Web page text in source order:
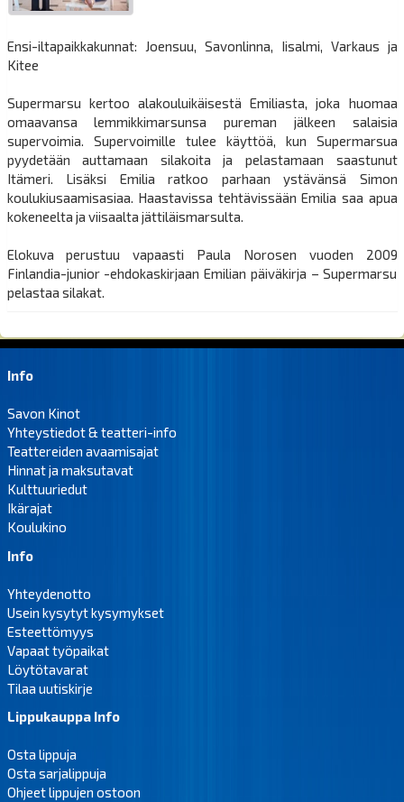
Ensi-iltapaikkakunnat: Joensuu, Savonlinna, Iisalmi, Varkaus ja
Kitee
Supermarsu kertoo alakouluikäisestä Emiliasta, joka huomaa
omaavansa lemmikkimarsunsa pureman jälkeen salaisia
supervoimia. Supervoimille tulee käyttöä, kun Supermarsua
pyydetään auttamaan silakoita ja pelastamaan saastunut
Itämeri. Lisäksi Emilia ratkoo parhaan ystävänsä Simon
koulukiusaamisasiaa. Haastavissa tehtävissään Emilia saa apua
kokeneelta ja viisaalta jättiläismarsulta.
Elokuva perustuu vapaasti Paula Norosen vuoden 2009
Finlandia-junior -ehdokaskirjaan Emilian päiväkirja – Supermarsu
pelastaa silakat.
Info
Savon Kinot
Yhteystiedot & teatteri-info
Teattereiden avaamisajat
Hinnat ja maksutavat
Kulttuuriedut
Ikärajat
Koulukino
Info
Yhteydenotto
Usein kysytyt kysymykset
Esteettömyys
Vapaat työpaikat
Löytötavarat
Tilaa uutiskirje
Lippukauppa Info
Osta lippuja
Osta sarjalippuja
Ohjeet lippujen ostoon